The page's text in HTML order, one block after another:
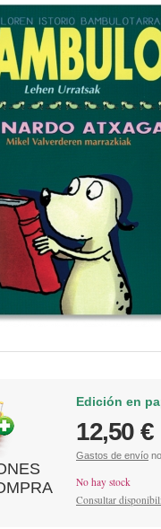
Edición en
12,50 €
Gastos de envío
No hay stock
Consultar